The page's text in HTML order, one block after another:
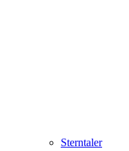
Sterntaler